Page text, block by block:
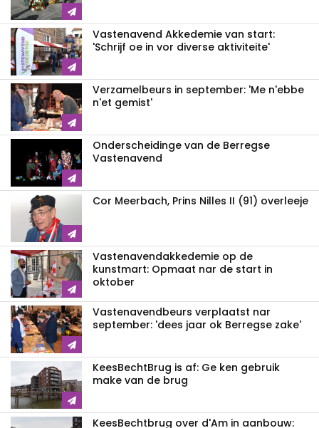
Vastenavend Akkedemie van start:
'Schrijf oe in vor diverse aktiviteite'
Verzamelbeurs in september: 'Me n'ebbe
n'et gemist'
Onderscheidinge van de Berregse
Vastenavend
Cor Meerbach, Prins Nilles II (91) overleeje
Vastenavend­akkedemie op de
kunstmart: Opmaat nar de start in
oktober
Vastenavendbeurs verplaatst nar
september: 'dees jaar ok Berregse zake'
KeesBechtBrug is af: Ge ken gebruik
make van de brug
KeesBechtbrug over d'Am in aanbouw: